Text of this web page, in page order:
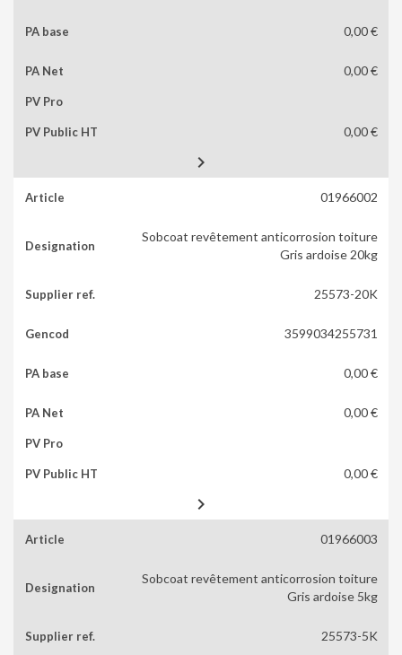
0,00 €
0,00 €
0,00 €

01966002
Sobcoat revêtement anticorrosion toiture
Gris ardoise 20kg
25573-20K
3599034255731
0,00 €
0,00 €
0,00 €

01966003
Sobcoat revêtement anticorrosion toiture
Gris ardoise 5kg
25573-5K